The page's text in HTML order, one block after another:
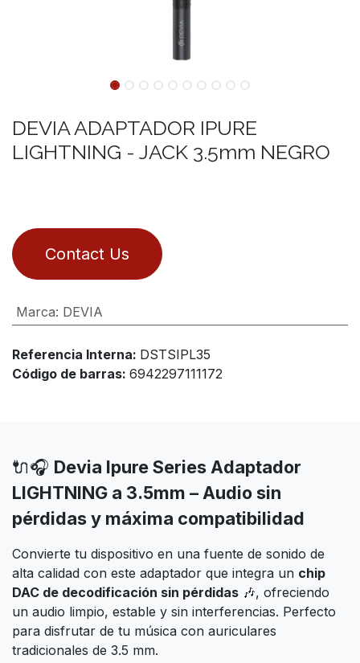
DEVIA ADAPTADOR IPURE
LIGHTNING - JACK 3.5mm NEGRO
Contact Us
Marca: DEVIA
Referencia Interna: DSTSIPL35
Código de barras: 6942297111172
🔌🎧 Devia Ipure Series Adaptador
LIGHTNING a 3.5mm – Audio sin
pérdidas y máxima compatibilidad
Convierte tu dispositivo en una fuente de sonido de
alta calidad con este adaptador que integra un chip
DAC de decodificación sin pérdidas 🎶, ofreciendo
un audio limpio, estable y sin interferencias. Perfecto
para disfrutar de tu música con auriculares
tradicionales de 3.5 mm.